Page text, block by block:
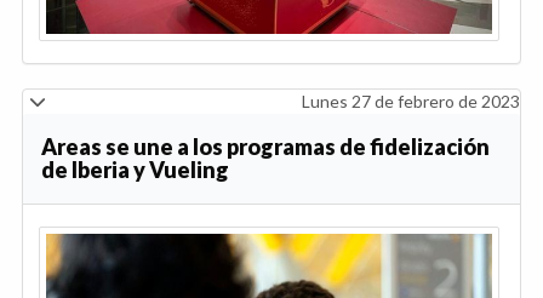
Lunes 27 de febrero de 2023
Areas se une a los programas de fidelización
de Iberia y Vueling